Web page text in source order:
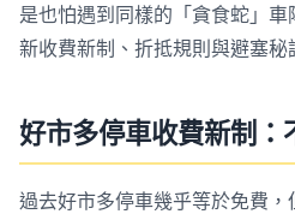
是也怕遇到同樣的「貪食蛇」
新收費新制、折抵規則與避塞秘
好市多停車收費新制：
過去好市多停車幾乎等於免費